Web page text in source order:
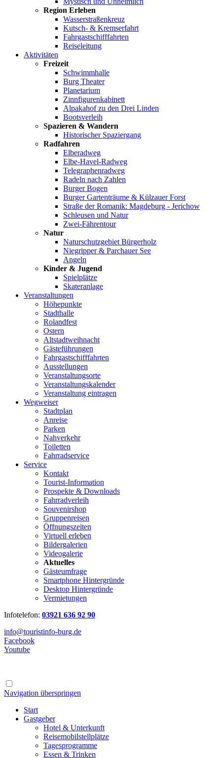
Region Erleben
Wasserstraßenkreuz
Kutsch- & Kremserfahrt
Fahrgastschifffahrten
Reiseleitung
Aktivitäten
Freizeit
Schwimmhalle
Burg Theater
Planetarium
Zinnfigurenkabinett
Alpakahof zu den Drei Linden
Bootsverleih
Spazieren & Wandern
Historischer Spaziergang
Radfahren
Elberadweg
Elbe-Havel-Radweg
Telegraphenradweg
Radeln nach Zahlen
Burger Bogen
Burger Gartenträume & Külzauer Forst
Straße der Romanik: Magdeburg - Jerichow
Schleusen und Natur
Zwei-Fährentour
Natur
Naturschutzgebiet Bürgerholz
Niegripper & Parchauer See
Angeln
Kinder & Jugend
Spielplätze
Skateranlage
Veranstaltungen
Höhepunkte
Stadthalle
Rolandfest
Ostern
Altstadtweihnacht
Gästeführungen
Fahrgastschifffahrten
Ausstellungen
Veranstaltungsorte
Veranstaltungskalender
Veranstaltung eintragen
Wegweiser
Stadtplan
Anreise
Parken
Nahverkehr
Toiletten
Fahrradservice
Service
Kontakt
Tourist-Information
Prospekte & Downloads
Fahrradverleih
Souvenirshop
Gruppenreisen
Öffnungszeiten
Virtuell erleben
Bildergalerien
Videogalerie
Aktuelles
Gästeumfrage
Smartphone Hintergründe
Desktop Hintergründe
Vermietungen
Infotelefon: 03921 636 92 90
info@touristinfo-burg.de
Facebook
Youtube
Navigation überspringen
Start
Gastgeber
Hotel & Unterkunft
Reisemobilstellplätze
Tagesprogramme
Essen & Trinken